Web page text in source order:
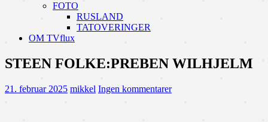
FOTO
RUSLAND
TATOVERINGER
OM TVflux
STEEN FOLKE:PREBEN WILHJELM
21. februar 2025 mikkel Ingen kommentarer